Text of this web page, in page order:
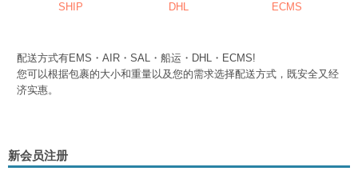
SHIP DHL ECMS
配送方式有EMS・AIR・SAL・船运・DHL・ECMS!
您可以根据包裹的大小和重量以及您的需求选择配送方式，既安全又经
济实惠。
新会员注册